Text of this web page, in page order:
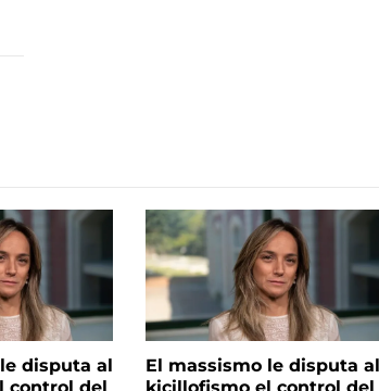
disputa al
El massismo le disputa al